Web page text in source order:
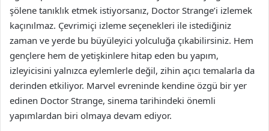
şölene tanıklık etmek istiyorsanız, Doctor Strange’i izlemek
kaçınılmaz. Çevrimiçi izleme seçenekleri ile istediğiniz
zaman ve yerde bu büyüleyici yolculuğa çıkabilirsiniz. Hem
gençlere hem de yetişkinlere hitap eden bu yapım,
izleyicisini yalnızca eylemlerle değil, zihin açıcı temalarla da
derinden etkiliyor. Marvel evreninde kendine özgü bir yer
edinen Doctor Strange, sinema tarihindeki önemli
yapımlardan biri olmaya devam ediyor.